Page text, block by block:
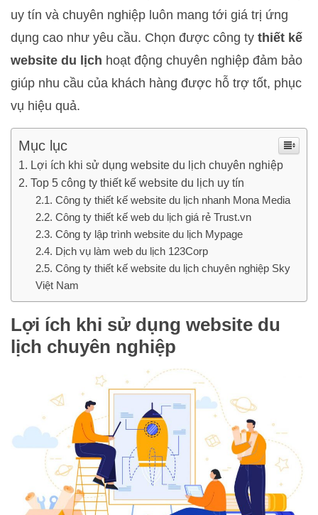
uy tín và chuyên nghiệp luôn mang tới giá trị ứng
dụng cao như yêu cầu. Chọn được công ty thiết kế
website du lịch hoạt động chuyên nghiệp đảm bảo
giúp nhu cầu của khách hàng được hỗ trợ tốt, phục
vụ hiệu quả.
Mục lục
Lợi ích khi sử dụng website du lịch chuyên nghiệp
Top 5 công ty thiết kế website du lịch uy tín
Công ty thiết kế website du lịch nhanh Mona Media
Công ty thiết kế web du lịch giá rẻ Trust.vn
Công ty lập trình website du lịch Mypage
Dịch vụ làm web du lịch 123Corp
Công ty thiết kế website du lịch chuyên nghiệp Sky
Việt Nam
Lợi ích khi sử dụng website du
lịch chuyên nghiệp